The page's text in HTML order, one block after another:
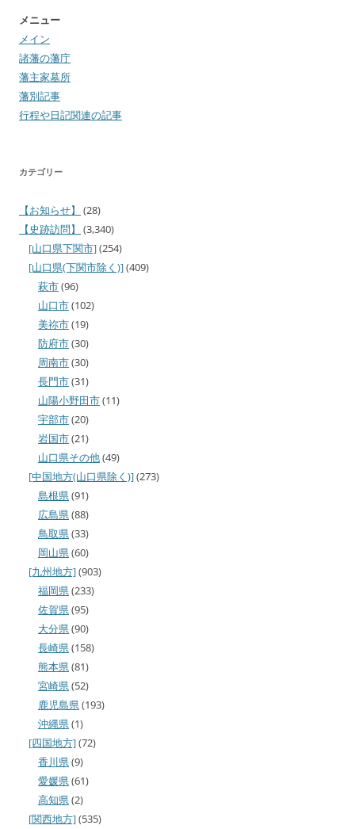
メニュー
メイン
諸藩の藩庁
藩主家墓所
藩別記事
行程や日記関連の記事
カテゴリー
【お知らせ】
(28)
【史跡訪問】
(3,340)
[山口県下関市](254)
[山口県(下関市除く)](409)
萩市(96)
山口市(102)
美祢市(19)
防府市(30)
周南市(30)
長門市(31)
山陽小野田市(11)
宇部市(20)
岩国市(21)
山口県その他(49)
[中国地方(山口県除く)](273)
島根県(91)
広島県(88)
鳥取県(33)
岡山県(60)
[九州地方](903)
福岡県(233)
佐賀県(95)
大分県(90)
長崎県(158)
熊本県(81)
宮崎県(52)
鹿児島県(193)
沖縄県(1)
[四国地方](72)
香川県(9)
愛媛県(61)
高知県(2)
[関西地方](535)